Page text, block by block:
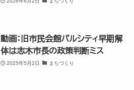
動画：旧市民会館パルシティ早期解
体は志木市長の政策判断ミス
2025年5月2日 まちづくり